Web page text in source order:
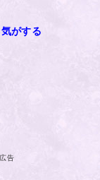
がする
広告